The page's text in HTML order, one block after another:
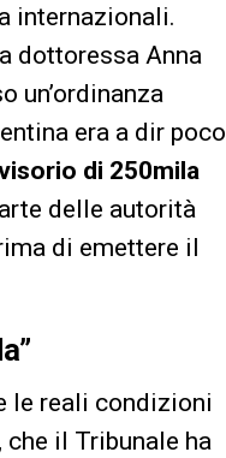
internazionali.
dottoressa Anna
un’ordinanza
era a dir poco
di 250mila
delle autorità
di emettere il
le reali condizioni
il Tribunale ha